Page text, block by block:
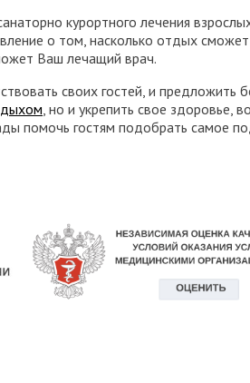
курортного лечения
о том, насколько отдых
Ваш лечащий врач.
своих гостей, и предложить
, но и укрепить свое здоровье,
помочь гостям подобрать самое